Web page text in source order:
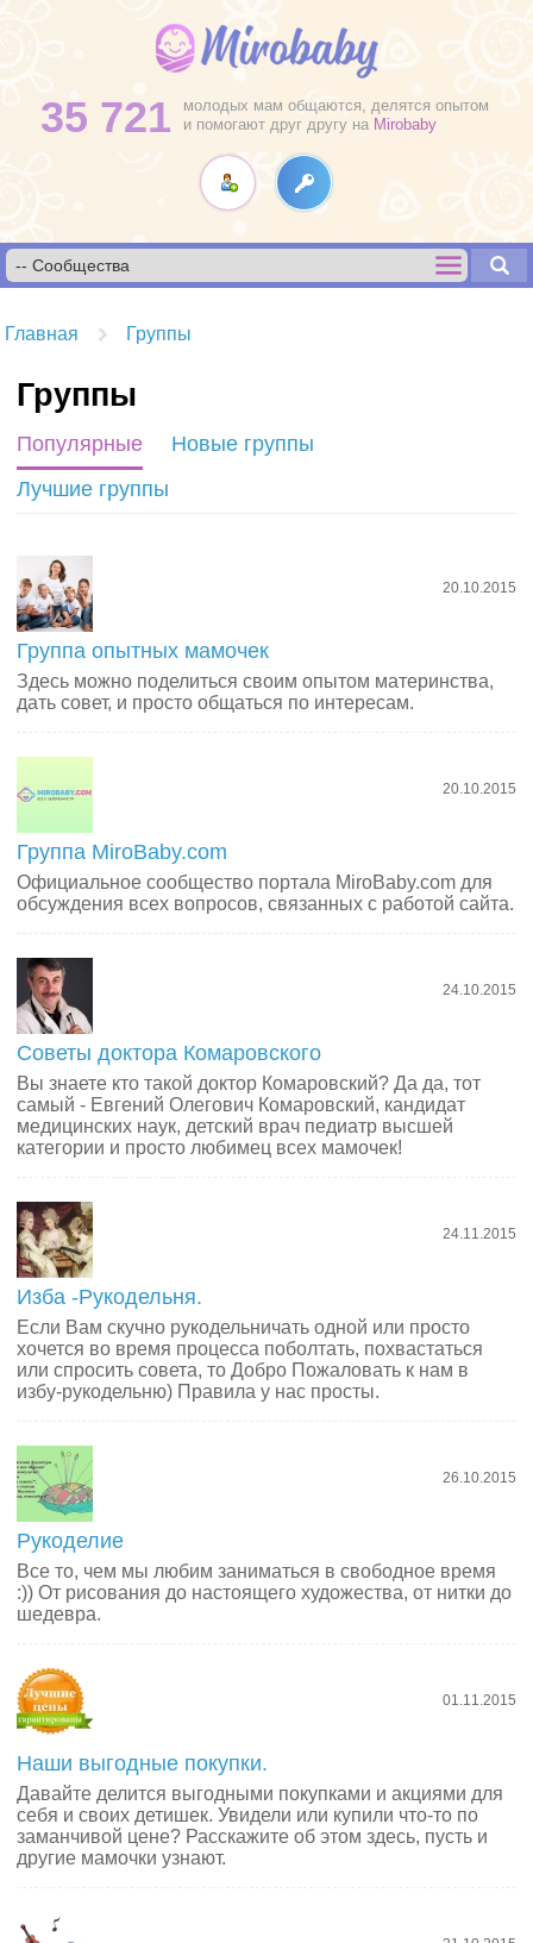
35 721
молодых мам общаются, делятся опытом
и помогают друг другу на Mirobaby
Главная Группы
Группы
Популярные
Новые группы
Лучшие группы
20.10.2015
Группа опытных мамочек
Здесь можно поделиться своим опытом материнства,
дать совет, и просто общаться по интересам.
20.10.2015
Группа MiroBaby.com
Официальное сообщество портала MiroBaby.com для
обсуждения всех вопросов, связанных с работой сайта.
24.10.2015
Советы доктора Комаровского
Вы знаете кто такой доктор Комаровский? Да да, тот
самый - Евгений Олегович Комаровский, кандидат
медицинских наук, детский врач педиатр высшей
категории и просто любимец всех мамочек!
24.11.2015
Изба -Рукодельня.
Если Вам скучно рукодельничать одной или просто
хочется во время процесса поболтать, похвастаться
или спросить совета, то Добро Пожаловать к нам в
избу-рукодельню) Правила у нас просты.
26.10.2015
Рукоделие
Все то, чем мы любим заниматься в свободное время
:)) От рисования до настоящего художества, от нитки до
шедевра.
01.11.2015
Наши выгодные покупки.
Давайте делится выгодными покупками и акциями для
себя и своих детишек. Увидели или купили что-то по
заманчивой цене? Расскажите об этом здесь, пусть и
другие мамочки узнают.